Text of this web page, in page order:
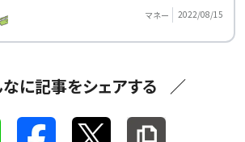
マネー 2022/08/15
に記事をシェアする